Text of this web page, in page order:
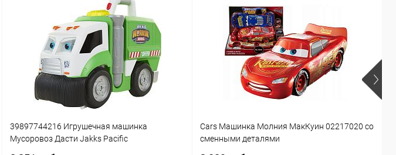
39897744216 Игрушечная машинка
Мусоровоз Дасти Jakks Pacific
Cars Машинка Молния МакКуин 02217020 со
сменными деталями